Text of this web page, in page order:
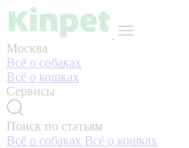
Москва
Всё о собаках
Всё о кошках
Сервисы
Поиск по статьям
Всё о собаках Всё о кошках